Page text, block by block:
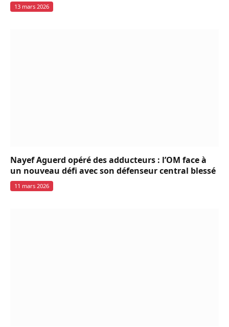
13 mars 2026
Nayef Aguerd opéré des adducteurs : l’OM face à
un nouveau défi avec son défenseur central blessé
11 mars 2026